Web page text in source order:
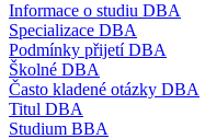
Informace o studiu DBA
Specializace DBA
Podmínky přijetí DBA
Školné DBA
Často kladené otázky DBA
Titul DBA
Studium BBA